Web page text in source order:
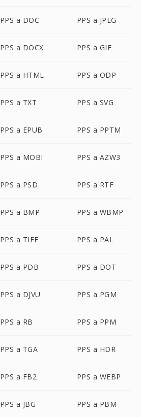
PPS a DOC PPS a JPEG
PPS a DOCX PPS a GIF
PPS a HTML PPS a ODP
PPS a TXT PPS a SVG
PPS a EPUB PPS a PPTM
PPS a MOBI PPS a AZW3
PPS a PSD PPS a RTF
PPS a BMP PPS a WBMP
PPS a TIFF PPS a PAL
PPS a PDB PPS a DOT
PPS a DJVU PPS a PGM
PPS a RB PPS a PPM
PPS a TGA PPS a HDR
PPS a FB2 PPS a WEBP
PPS a JBG PPS a PBM